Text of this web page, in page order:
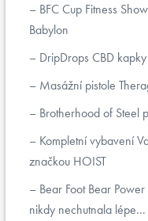
BFC Cup Fitness
Babylon
DripDrops CBD
Masážní pistole
Brotherhood of Steel
Kompletní vybavení
značkou HOIST
Bear Foot Bear
nikdy nechutnala lépe...